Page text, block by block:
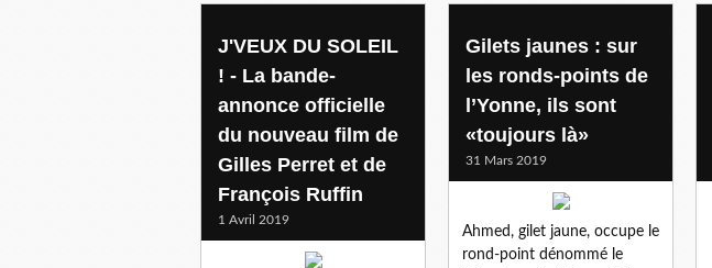
gilets jaunes
J'VEUX DU SOLEIL
! - La bande-
annonce officielle
du nouveau film de
Gilles Perret et de
François Ruffin
1 Avril 2019
Gilets jaunes : sur
les ronds-points de
l’Yonne, ils sont
«toujours là»
31 Mars 2019
Ahmed, gilet jaune, occupe le
rond-point dénommé le